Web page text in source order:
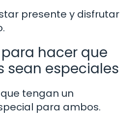
presente y disfrutar
hacer que
sean especiales
tengan un
para ambos.